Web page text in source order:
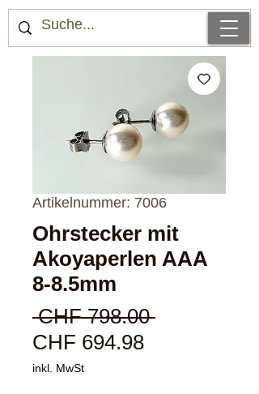
Artikelnummer: 7006
Ohrstecker mit
Akoyaperlen AAA
8-8.5mm
CHF 798.00
CHF 694.98Sale-
inkl. MwSt